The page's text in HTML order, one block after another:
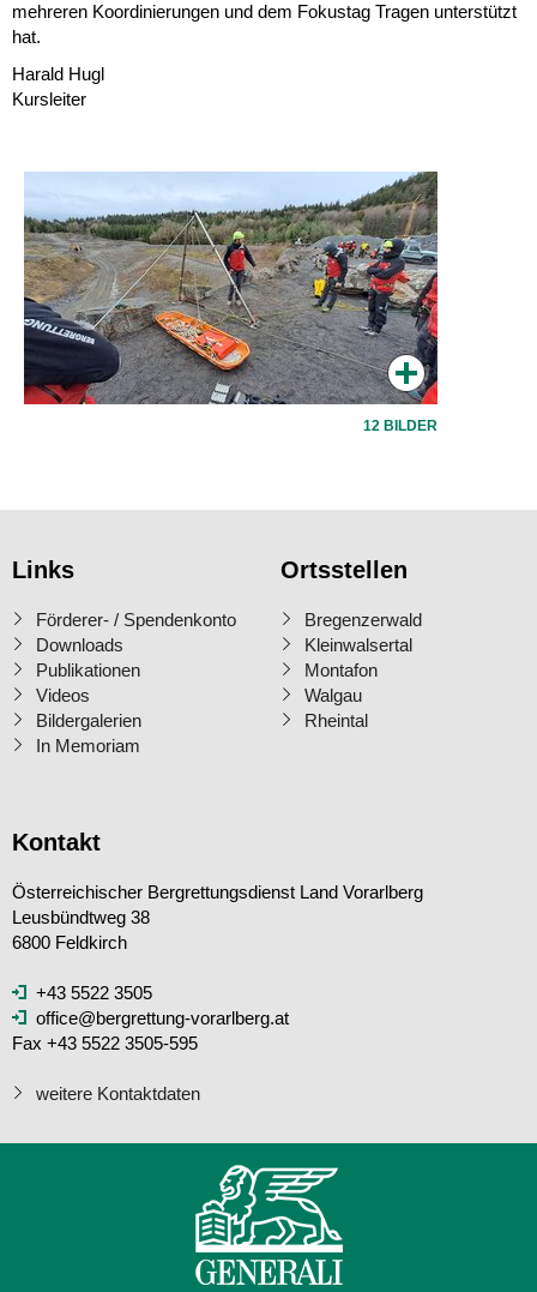
mehreren Koordinierungen und dem Fokustag Tragen unterstützt
hat.
Harald Hugl
Kursleiter
12 BILDER
Links
Förderer- / Spendenkonto
Downloads
Publikationen
Videos
Bildergalerien
In Memoriam
Ortsstellen
Bregenzerwald
Kleinwalsertal
Montafon
Walgau
Rheintal
Kontakt
Österreichischer Bergrettungsdienst Land Vorarlberg
Leusbündtweg 38
6800 Feldkirch
+43 5522 3505
office@bergrettung-vorarlberg.at
Fax +43 5522 3505-595
weitere Kontaktdaten